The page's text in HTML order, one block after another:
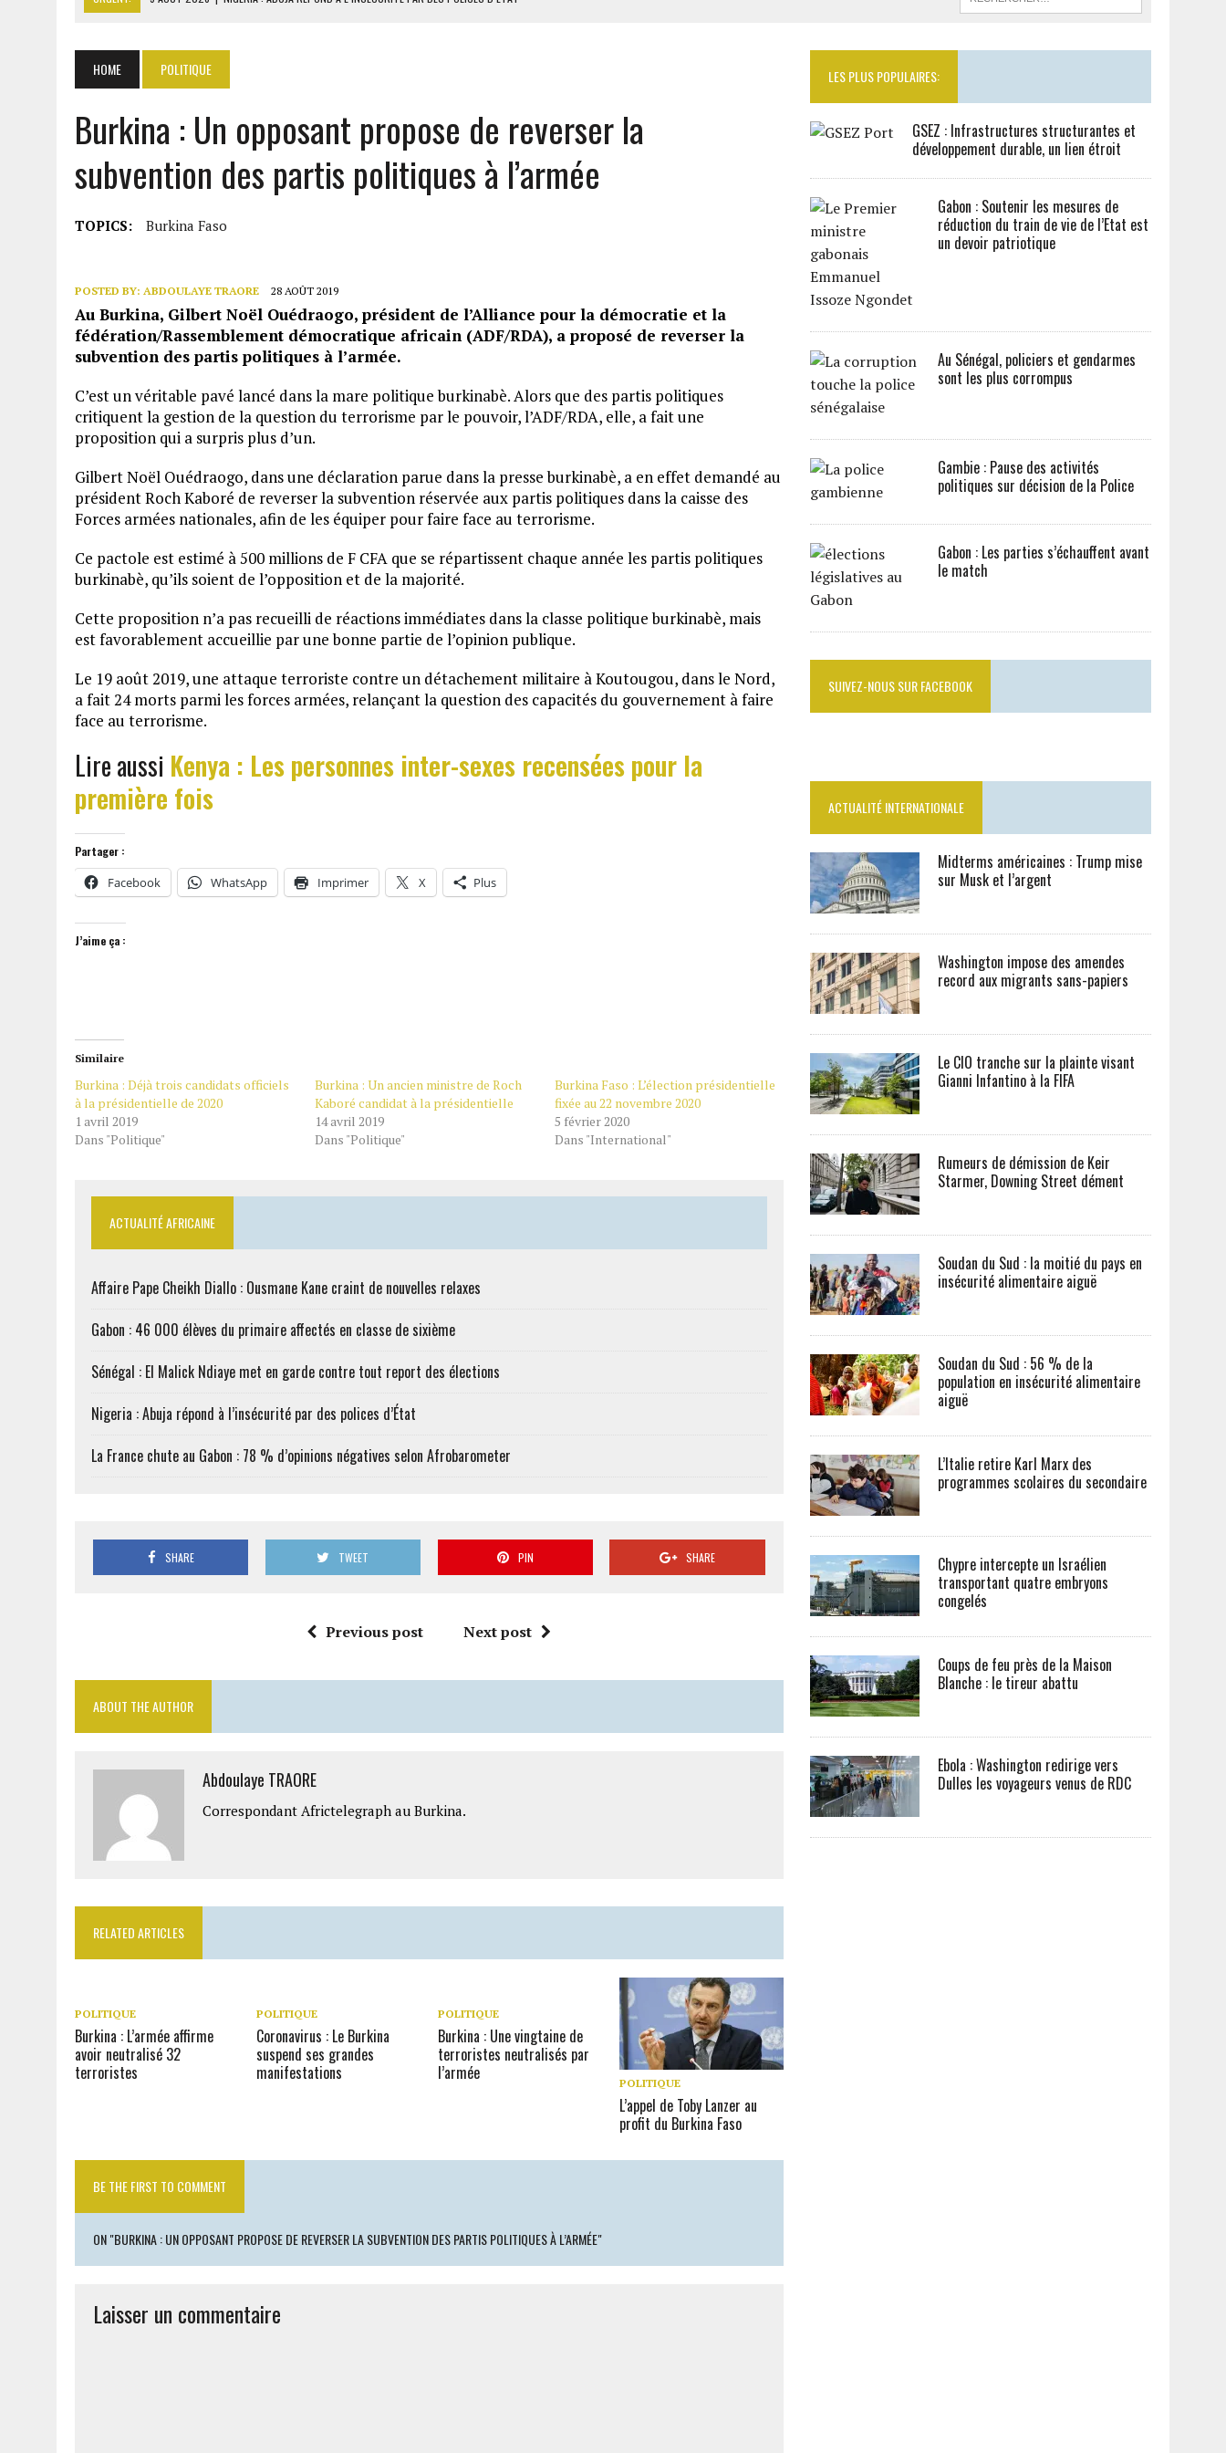
9 AOÛT 2026 | GABON : 46 000 ÉLÈVES DU PRIMAIRE AFFECTÉS EN CLASSE DE SIXIÈME
9 AOÛT 2026
SÉNÉGAL : EL MALICK NDIAYE MET EN GARDE CONTRE TOUT REPORT DES ÉLECTIONS
HOME POLITIQUE
Burkina : Un opposant propose de reverser la
subvention des partis politiques à l’armée
TOPICS: Burkina Faso
POSTED BY: ABDOULAYE TRAORE 28 AOÛT 2019
Au Burkina, Gilbert Noël Ouédraogo, président de l’Alliance pour la démocratie et la
fédération/Rassemblement démocratique africain (ADF/RDA), a proposé de reverser la
subvention des partis politiques à l’armée.
C’est un véritable pavé lancé dans la mare politique burkinabè. Alors que des partis politiques
critiquent la gestion de la question du terrorisme par le pouvoir, l’ADF/RDA, elle, a fait une
proposition qui a surpris plus d’un.
Gilbert Noël Ouédraogo, dans une déclaration parue dans la presse burkinabè, a en effet demandé au
président Roch Kaboré de reverser la subvention réservée aux partis politiques dans la caisse des
Forces armées nationales, afin de les équiper pour faire face au terrorisme.
Ce pactole est estimé à 500 millions de F CFA que se répartissent chaque année les partis politiques
burkinabè, qu’ils soient de l’opposition et de la majorité.
Cette proposition n’a pas recueilli de réactions immédiates dans la classe politique burkinabè, mais
est favorablement accueillie par une bonne partie de l’opinion publique.
Le 19 août 2019, une attaque terroriste contre un détachement militaire à Koutougou, dans le Nord,
a fait 24 morts parmi les forces armées, relançant la question des capacités du gouvernement à faire
face au terrorisme.
Lire aussi Kenya : Les personnes inter-sexes recensées pour la
première fois
Partager :
Facebook WhatsApp Imprimer X Plus
J’aime ça :
Similaire
Burkina : Déjà trois candidats officiels
à la présidentielle de 2020
1 avril 2019
Dans "Politique"
Burkina : Un ancien ministre de Roch
Kaboré candidat à la présidentielle
14 avril 2019
Dans "Politique"
Burkina Faso : L’élection présidentielle
fixée au 22 novembre 2020
5 février 2020
Dans "International"
ACTUALITÉ AFRICAINE
Affaire Pape Cheikh Diallo : Ousmane Kane craint de nouvelles relaxes
Gabon : 46 000 élèves du primaire affectés en classe de sixième
Sénégal : El Malick Ndiaye met en garde contre tout report des élections
Nigeria : Abuja répond à l’insécurité par des polices d’État
La France chute au Gabon : 78 % d’opinions négatives selon Afrobarometer
SHARE TWEET PIN SHARE
Previous post Next post
ABOUT THE AUTHOR
Abdoulaye TRAORE
Correspondant Africtelegraph au Burkina.
RELATED ARTICLES
POLITIQUE
Burkina : L’armée affirme
avoir neutralisé 32
terroristes
POLITIQUE
Coronavirus : Le Burkina
suspend ses grandes
manifestations
POLITIQUE
Burkina : Une vingtaine de
terroristes neutralisés par
l’armée
POLITIQUE
L’appel de Toby Lanzer au
profit du Burkina Faso
BE THE FIRST TO COMMENT
ON "BURKINA : UN OPPOSANT PROPOSE DE REVERSER LA SUBVENTION DES PARTIS POLITIQUES À L’ARMÉE"
Laisser un commentaire
LES PLUS POPULAIRES:
GSEZ : Infrastructures structurantes et
développement durable, un lien étroit
Gabon : Soutenir les mesures de
réduction du train de vie de l’Etat est
un devoir patriotique
Au Sénégal, policiers et gendarmes
sont les plus corrompus
Gambie : Pause des activités
politiques sur décision de la Police
Gabon : Les parties s’échauffent avant
le match
SUIVEZ-NOUS SUR FACEBOOK
ACTUALITÉ INTERNATIONALE
Midterms américaines : Trump mise
sur Musk et l’argent
Washington impose des amendes
record aux migrants sans-papiers
Le CIO tranche sur la plainte visant
Gianni Infantino à la FIFA
Rumeurs de démission de Keir
Starmer, Downing Street dément
Soudan du Sud : la moitié du pays en
insécurité alimentaire aiguë
Soudan du Sud : 56 % de la
population en insécurité alimentaire
aiguë
L’Italie retire Karl Marx des
programmes scolaires du secondaire
Chypre intercepte un Israélien
transportant quatre embryons
congelés
Coups de feu près de la Maison
Blanche : le tireur abattu
Ebola : Washington redirige vers
Dulles les voyageurs venus de RDC